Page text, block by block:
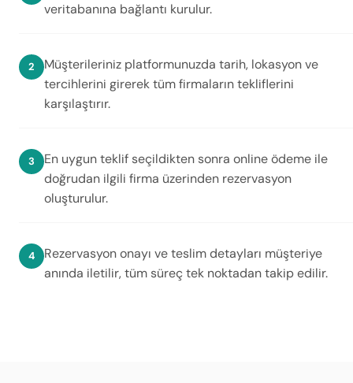
veritabanına bağlantı kurulur.
Müşterileriniz platformunuzda tarih, lokasyon ve
tercihlerini girerek tüm firmaların tekliflerini
karşılaştırır.
En uygun teklif seçildikten sonra online ödeme ile
doğrudan ilgili firma üzerinden rezervasyon
oluşturulur.
Rezervasyon onayı ve teslim detayları müşteriye
anında iletilir, tüm süreç tek noktadan takip edilir.